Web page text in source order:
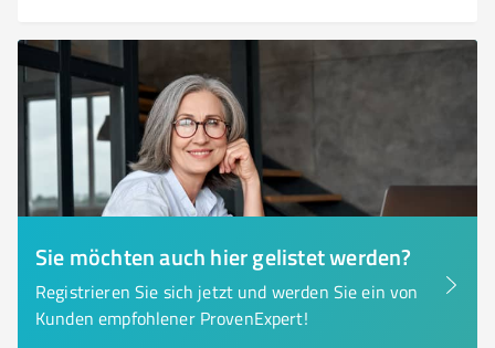
Sie möchten auch hier gelistet werden?
Registrieren Sie sich jetzt und werden Sie ein von
Kunden empfohlener ProvenExpert!